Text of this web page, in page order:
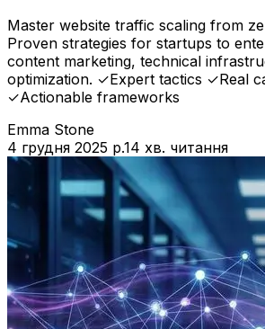
Master website traffic scaling from
Proven strategies for startups to
content marketing, technical
optimization. ✓Expert tactics ✓Real
✓Actionable frameworks
Emma Stone
4 грудня 2025 р.14 хв. читання